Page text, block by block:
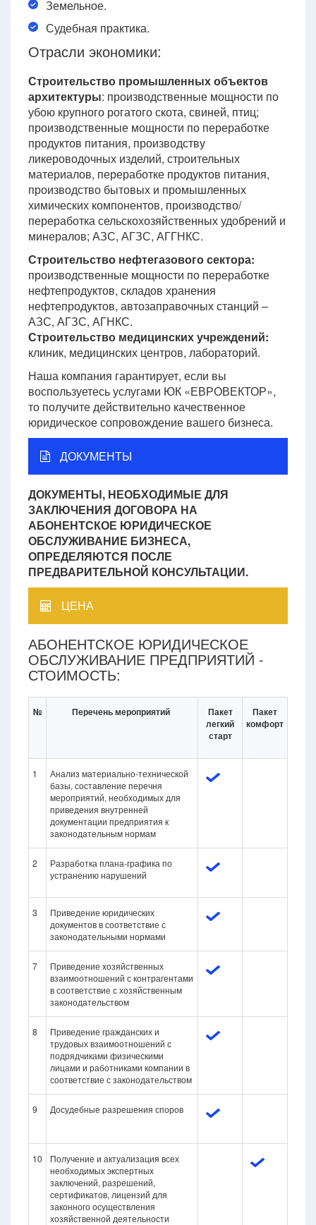
Земельное.
Судебная практика.
Отрасли экономики:
Строительство промышленных объектов
архитектуры: производственные мощности по
убою крупного рогатого скота, свиней, птиц;
производственные мощности по переработке
продуктов питания, производству
ликероводочных изделий, строительных
материалов, переработке продуктов питания,
производство бытовых и промышленных
химических компонентов, производство/
переработка сельскохозяйственных удобрений и
минералов; АЗС, АГЗС, АГГНКС.
Строительство нефтегазового сектора:
производственные мощности по переработке
нефтепродуктов, складов хранения
нефтепродуктов, автозаправочных станций –
АЗС, АГЗС, АГНКС.
Строительство медицинских учреждений:
клиник, медицинских центров, лабораторий.
Наша компания гарантирует, если вы
воспользуетесь услугами ЮК «ЕВРОВЕКТОР»,
то получите действительно качественное
юридическое сопровождение вашего бизнеса.
ДОКУМЕНТЫ
ДОКУМЕНТЫ, НЕОБХОДИМЫЕ ДЛЯ
ЗАКЛЮЧЕНИЯ ДОГОВОРА НА
АБОНЕНТСКОЕ ЮРИДИЧЕСКОЕ
ОБСЛУЖИВАНИЕ БИЗНЕСА,
ОПРЕДЕЛЯЮТСЯ ПОСЛЕ
ПРЕДВАРИТЕЛЬНОЙ КОНСУЛЬТАЦИИ.
ЦЕНА
АБОНЕНТСКОЕ ЮРИДИЧЕСКОЕ
ОБСЛУЖИВАНИЕ ПРЕДПРИЯТИЙ -
СТОИМОСТЬ:
№ Перечень мероприятий
Пакет
легкий
старт
Пакет
комфорт
1
Анализ материально-технической
базы, составление перечня
мероприятий, необходимых для
приведения внутренней
документации предприятия к
законодательным нормам
2
Разработка плана-графика по
устранению нарушений
3
Приведение юридических
документов в соответствие с
законодательными нормами
7
Приведение хозяйственных
взаимоотношений с контрагентами
в соответствие с хозяйственным
законодательством
8
Приведение гражданских и
трудовых взаимоотношений с
подрядчиками физическими
лицами и работниками компании в
соответствие с законодательством
9 Досудебные разрешения споров
10
Получение и актуализация всех
необходимых экспертных
заключений, разрешений,
сертификатов, лицензий для
законного осуществления
хозяйственной деятельности